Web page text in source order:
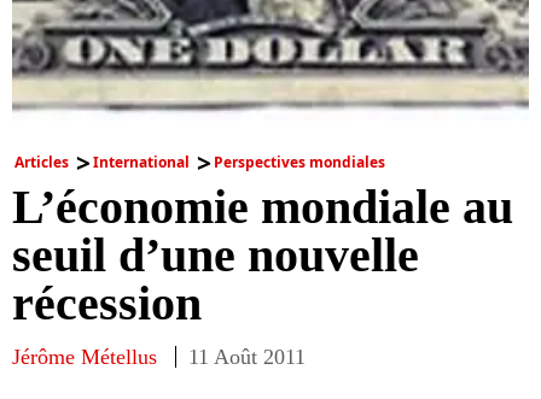
Articles International Perspectives mondiales
L’économie mondiale au
seuil d’une nouvelle
récession
Jérôme Métellus 11 Août 2011